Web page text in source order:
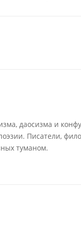
даосизма и
Писатели,
туманом.